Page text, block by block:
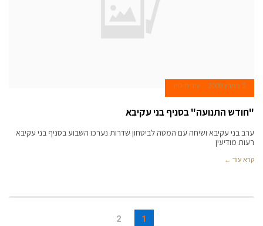
3 במרץ 2008 עירית לוין
"חודש התנועה" בסניף בני עקיבא
ערב בני עקיבא ושיחה עם המטה לביטחון שדרות נערכו השבוע בסניף בני עקיבא
רעות מודיעין
קרא עוד ←
1
2